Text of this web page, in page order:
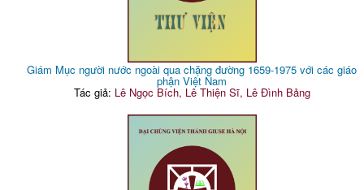
Giám Mục người nước ngoài qua chặng đường 1659-1975 với các giáo
phận Việt Nam
Tác giả: Lê Ngọc Bích, Lê Thiện Sĩ, Lê Đình Bảng